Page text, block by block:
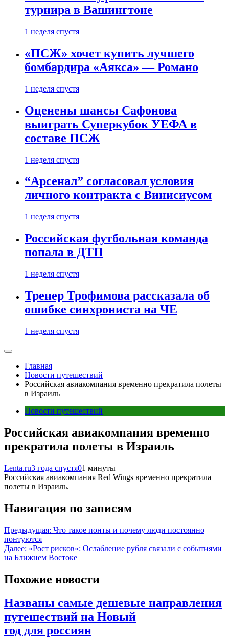
турнира в Вашингтоне
1 неделя спустя
«ПСЖ» хочет купить лучшего
бомбардира «Аякса» — Романо
1 неделя спустя
Оценены шансы Сафонова
выиграть Суперкубок УЕФА в
составе ПСЖ
1 неделя спустя
“Арсенал” согласовал условия
личного контракта с Винисиусом
1 неделя спустя
Российская футбольная команда
попала в ДТП
1 неделя спустя
Тренер Трофимова рассказала об
ошибке синхрониста на ЧЕ
1 неделя спустя
Главная
Новости путешествий
Российская авиакомпания временно прекратила полеты
в Израиль
Новости путешествий
Российская авиакомпания временно
прекратила полеты в Израиль
Lenta.ru3 года спустя01 минуты
Российская авиакомпания Red Wings временно прекратила
полеты в Израиль.
Навигация по записям
Предыдущая: Что такое понты и почему люди постоянно
понтуются
Далее: «Рост рисков»: Ослабление рубля связали с событиями
на Ближнем Востоке
Похожие новости
Названы самые дешевые направления
путешествий на Новый
год для россиян